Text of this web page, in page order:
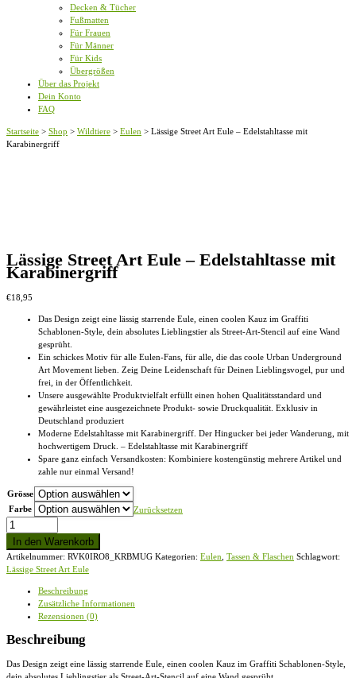
Decken & Tücher
Fußmatten
Für Frauen
Für Männer
Für Kids
Übergrößen
Über das Projekt
Dein Konto
FAQ
Startseite > Shop > Wildtiere > Eulen > Lässige Street Art Eule – Edelstahltasse mit
Karabinergriff
Lässige Street Art Eule – Edelstahltasse mit
Karabinergriff
€18,95
Das Design zeigt eine lässig starrende Eule, einen coolen Kauz im Graffiti
Schablonen-Style, dein absolutes Lieblingstier als Street-Art-Stencil auf eine Wand
gesprüht.
Ein schickes Motiv für alle Eulen-Fans, für alle, die das coole Urban Underground
Art Movement lieben. Zeig Deine Leidenschaft für Deinen Lieblingsvogel, pur und
frei, in der Öffentlichkeit.
Unsere ausgewählte Produktvielfalt erfüllt einen hohen Qualitätsstandard und
gewährleistet eine ausgezeichnete Produkt- sowie Druckqualität. Exklusiv in
Deutschland produziert
Moderne Edelstahltasse mit Karabinergriff. Der Hingucker bei jeder Wanderung, mit
hochwertigem Druck. – Edelstahltasse mit Karabinergriff
Spare ganz einfach Versandkosten: Kombiniere kostengünstig mehrere Artikel und
zahle nur einmal Versand!
Grösse
Farbe
Zurücksetzen
Lässige
Street
Art
Eule
-
Edelstahltasse
Karabinergriff
In den Warenkorb
Artikelnummer: RVK0IRO8_KRBMUG Kategorien: Eulen Tassen & Flaschen Schlagwort:
Lässige Street Art Eule
Beschreibung
Zusätzliche Informationen
Rezensionen (0)
Beschreibung
Das Design zeigt eine lässig starrende Eule, einen coolen Kauz im Graffiti Schablonen-Style,